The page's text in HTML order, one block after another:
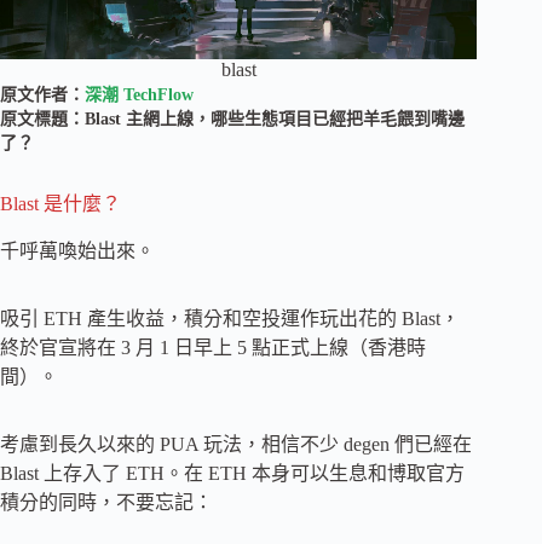
blast
原文作者： 深潮 TechFlow
原文標題：Blast 主網上線，哪些生態項目已經把羊毛餵到嘴邊
了？
Blast 是什麼？
千呼萬喚始出來。
吸引 ETH 產生收益，積分和空投運作玩出花的 Blast，
終於官宣將在 3 月 1 日早上 5 點正式上線（香港時
間）。
考慮到長久以來的 PUA 玩法，相信不少 degen 們已經在
Blast 上存入了 ETH。在 ETH 本身可以生息和博取官方
積分的同時，不要忘記：